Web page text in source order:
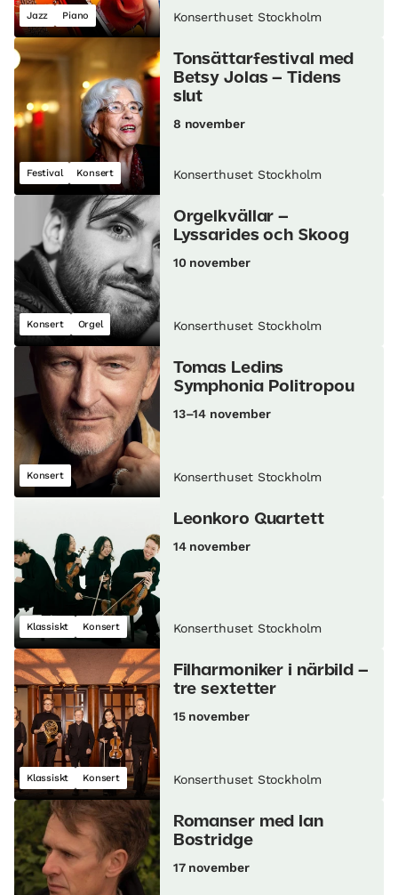
Jazz Piano Konserthuset Stockholm
Festival Konsert
Tonsättarfestival med
Betsy Jolas – Tidens
slut
8 november
Konserthuset Stockholm
Konsert Orgel
Orgelkvällar –
Lyssarides och Skoog
10 november
Konserthuset Stockholm
Konsert
Tomas Ledins
Symphonia Politropou
13–14 november
Konserthuset Stockholm
Klassiskt Konsert
Leonkoro Quartett
14 november
Konserthuset Stockholm
Klassiskt Konsert
Filharmoniker i närbild –
tre sextetter
15 november
Konserthuset Stockholm
Romanser med Ian
Bostridge
17 november